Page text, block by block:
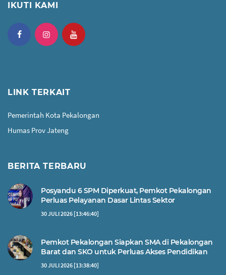
IKUTI KAMI
LINK TERKAIT
Pemerintah Kota Pekalongan
Humas Prov Jateng
BERITA TERBARU
Posyandu 6 SPM Diperkuat, Pemkot Pekalongan
Perluas Pelayanan Dasar Lintas Sektor
30 JULI 2026 [13:46:40]
Pemkot Pekalongan Siapkan SMA di Pekalongan
Barat dan SKO untuk Perluas Akses Pendidikan
30 JULI 2026 [13:38:40]